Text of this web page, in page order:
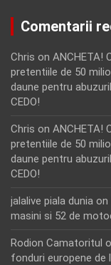
Comentarii
Chris on ANCHETA!
pretentiile de 50
daune pentru
CEDO!
Chris on ANCHETA!
pretentiile de 50
daune pentru
CEDO!
jalalive piala dunia on
masini si 52 de
Rodion Camatoritul
fonduri europene de